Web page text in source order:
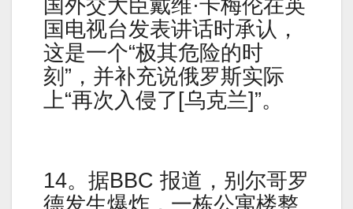
国外交大臣戴维·卡梅伦在英
国电视台发表讲话时承认，
这是一个“极其危险的时
刻”，并补充说俄罗斯实际
上“再次入侵了[乌克兰]”。
14。据BBC 报道，别尔哥罗
德发生爆炸，一栋公寓楼整